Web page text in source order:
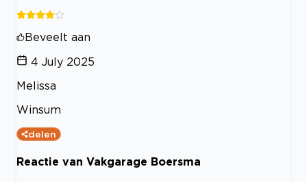
Beveelt aan
4 July 2025
Melissa
Winsum
delen
Reactie van Vakgarage Boersma